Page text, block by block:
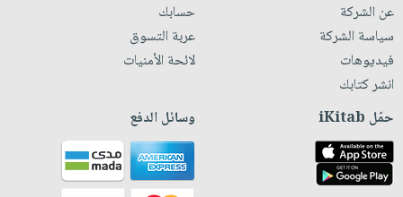
عن الشركة
سياسة الشركة
فيديوهات
انشر كتابك
حسابك
عربة التسوق
لائحة الأمنيات
حمّل iKitab وسائل الدفع